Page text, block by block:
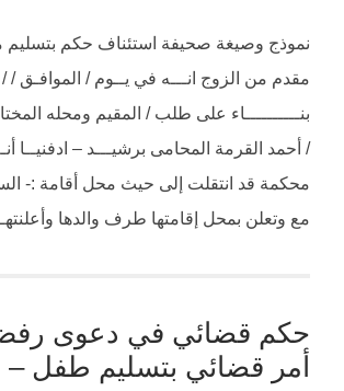
نموذج وصيغة صحيفة استئناف حكم بتسليم
بنــــــــــاء على طلب / المقيم ومحله
/ أحمد القرمة المحامى برشيـــد – ادفنيــا
محكمة قد انتقلت إلى حيث محل أقامة :-
مع وتعلن بمحل إقامتها طرف والدها
حكم قضائي في دعوى رفض
أمر قضائي بتسليم طفل –